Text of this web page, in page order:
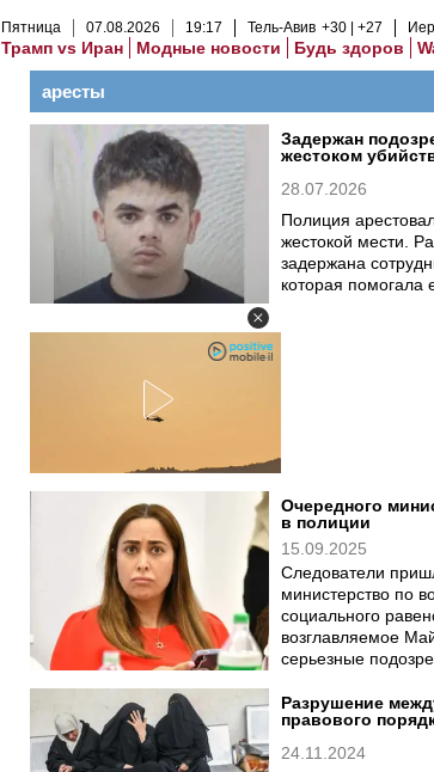
Пятница 07.08.2026 19:17 Тель-Авив +30 +27
Трамп vs Иран Модные новости Будь здоров
аресты
Задержан
жестоком
28.07.2026
Полиция
жестокой мести.
задержана
которая помогала
Очередного
в полиции
15.09.2025
Следователи
министерство по
социального
возглавляемое
серьезные
Разрушение
правового
24.11.2024